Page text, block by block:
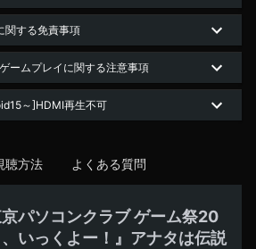
関する免責事項
ームプレイに関する注意事項
～]HDMI再生不可
聴方法 よくある質問
パソコンクラブ ゲーム祭20
いっくよー！』アナタは伝説